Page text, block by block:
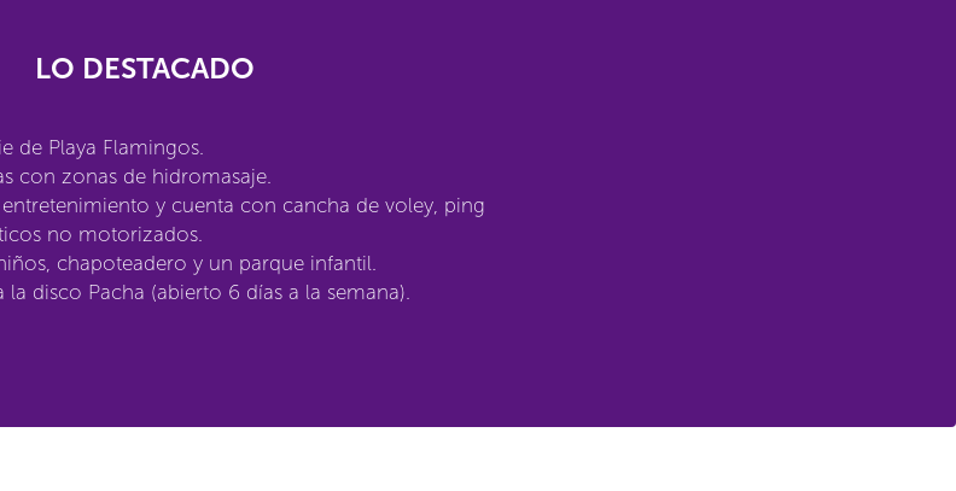
LO DESTACADO
de Playa Flamingos.
con zonas de hidromasaje.
y cuenta con cancha de voley, ping
no motorizados.
chapoteadero y un parque infantil.
disco Pacha (abierto 6 días a la semana).